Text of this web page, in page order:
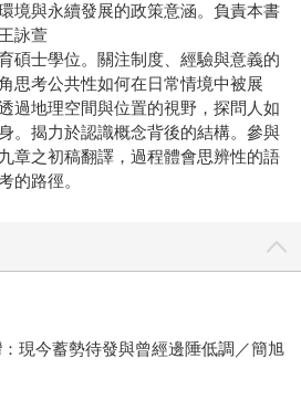
境與永續發展的政策意涵。負責本書
王詠萱
碩士學位。關注制度、經驗與意義的
思考公共性如何在日常情境中被展
過地理空間與位置的視野，探問人如
。揭力於認識概念背後的結構。參與
章之初稿翻譯，過程體會思辨性的語
的路徑。
現今蓄勢待發與曾經邊陲低調／簡旭